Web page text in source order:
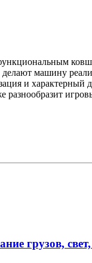
машину
и
грузов,